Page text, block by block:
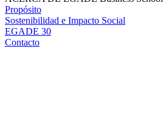
Propósito
Sostenibilidad e Impacto Social
EGADE 30
Contacto